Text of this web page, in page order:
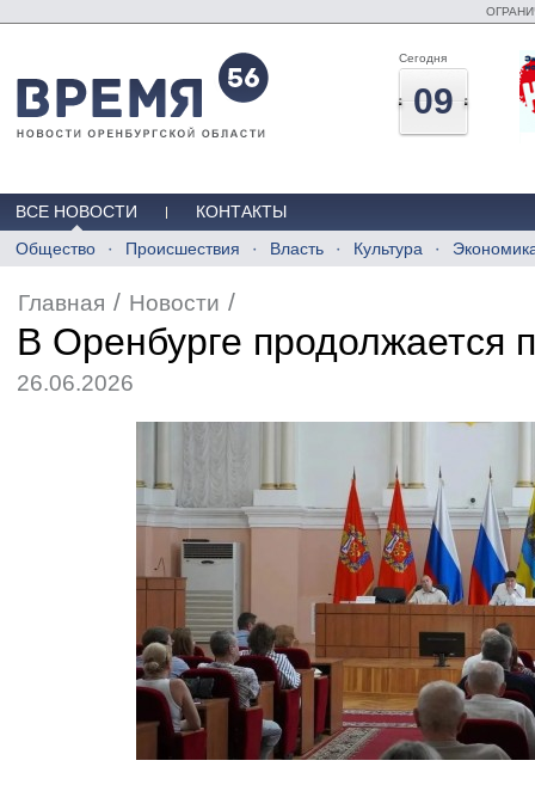
Сегодня
09
ВСЕ НОВОСТИ
КОНТАКТЫ
Общество
Происшествия Власть Культура
Главная / Новости /
В Оренбурге продолжается
26.06.2026